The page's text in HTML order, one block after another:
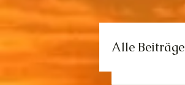
Alle Beiträge